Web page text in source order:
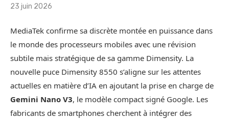
23 juin 2026
MediaTek confirme sa discrète montée en puissance dans
le monde des processeurs mobiles avec une révision
subtile mais stratégique de sa gamme Dimensity. La
nouvelle puce Dimensity 8550 s’aligne sur les attentes
actuelles en matière d’IA en ajoutant la prise en charge de
Gemini Nano V3, le modèle compact signé Google. Les
fabricants de smartphones cherchent à intégrer des